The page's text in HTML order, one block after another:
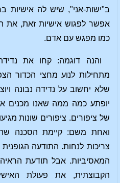
ב"ישות-אני", שיש לה אישיות
אפשר לפגוש אישיות זאת, את
כמו מפגש עם אדם.
והנה דוגמה: קחו את
מתחילות לנוע מחצי הכדור
שלא יחשוב על נדידה נבונה
יופתע כמה ממה שאנו מכנים
של ציפורים. ציפורים שונות
ואחת משם: קיימת הסכנה
צריכות לנחות. התודעה
המאסיביות. אבל תודעת
הקבוצתית, את פעולת